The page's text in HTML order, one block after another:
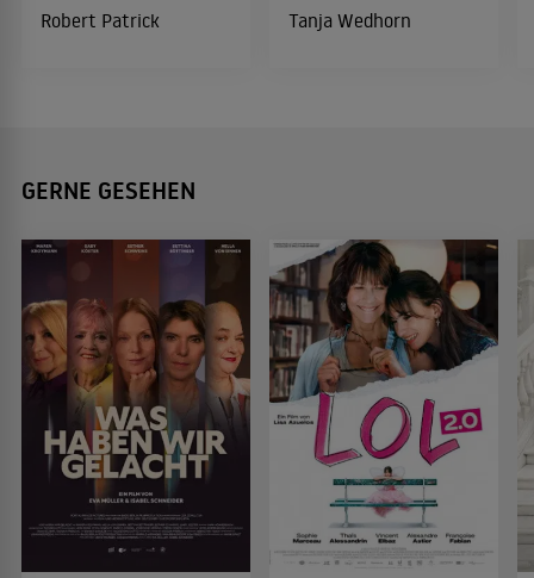
Robert Patrick Tanja Wedhorn
GERNE GESEHEN